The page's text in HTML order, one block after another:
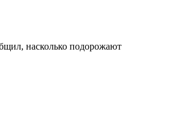
насколько подорожают